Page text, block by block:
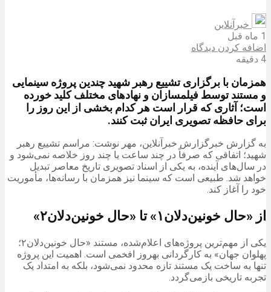
خبرآنلاین
1 ماه قبل
اضافه کردن دیدگاه
4 دقیقه
همزمان با برگزاری تشییع‌ رهبر شهید چندین پروژه سینمایی
و مستند توسط فیلمسازان و نهادهای مختلف کلید خورده
است؛ آثاری که قرار است هر کدام بخشی از این روز را
برای حافظه تصویری ایران ثبت کنند.
به گزارش خبرگزارش خبرآنلاین، مهر نوشت: مراسم تشییع رهبر
شهید؛ اتفاقی که صرفاً در چند ساعت یا چند روز خلاصه نمی‌شود و
در سال‌های آینده، به یکی از اسناد تصویری تاریخ معاصر تبدیل
خواهد شد. طبیعی است که سینما نیز همزمان با رسانه‌ها، مأموریت
خود را آغاز کند.
از «حال خونین‌دلان۱» تا «حال خونین‌دلان۲»
یکی از مهم‌ترین پروژه‌های اعلام‌شده، مستند «حال خونین‌دلان۲؛
پهلوان جهان» به کارگردانی بهروز افخمی است. اهمیت این پروژه
تنها به ساخت یک مستند تازه محدود نمی‌شود، بلکه به امتداد یک
تجربه تاریخی بازمی‌گردد.